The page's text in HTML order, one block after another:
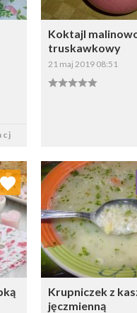
Koktajl
truskawkowy
21 maj 2019 08:51
Krupniczek z
jęczmienną
Dodaj do